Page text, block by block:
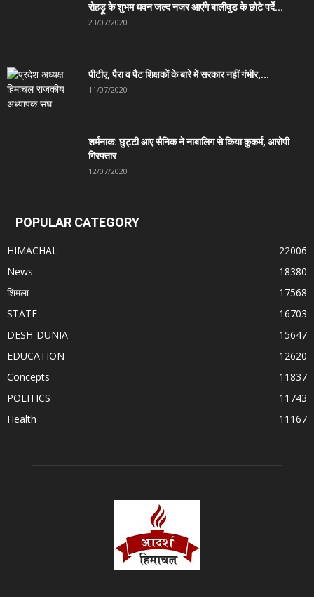
रोहड़ू के शुभम धवन जल्द नजर आएंगे बालीवुड के छोटे पर्दे...
23/07/2020
पीटीए, पैरा व पैट शिक्षकों के बारे में सरकार नहीं गंभीर,...
11/07/2020
शर्मनाक: छुट्टी आए सैनिक ने नाबालिग से किया कुकर्म, आरोपी
गिरफ्तार
12/07/2020
POPULAR CATEGORY
HIMACHAL
22006
News
18380
शिमला
17568
STATE
16703
DESH-DUNIA
15647
EDUCATION
12620
Concepts
11837
POLITICS
11743
Health
11167